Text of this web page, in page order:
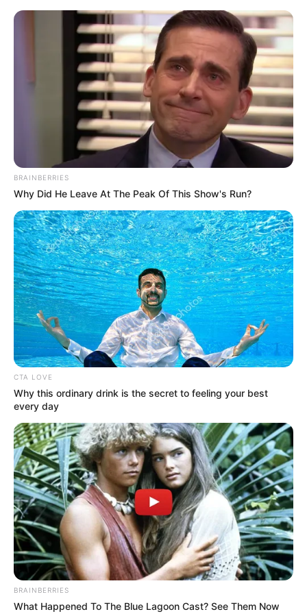
#RENESKINS
LJEPOTA
RENESKINS BY BAGATIN NOVO JE IME I
KONCEPT POZNATIH ESTETSKIH CENTARA